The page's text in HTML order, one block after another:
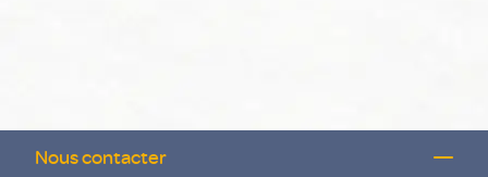
Nous contacter